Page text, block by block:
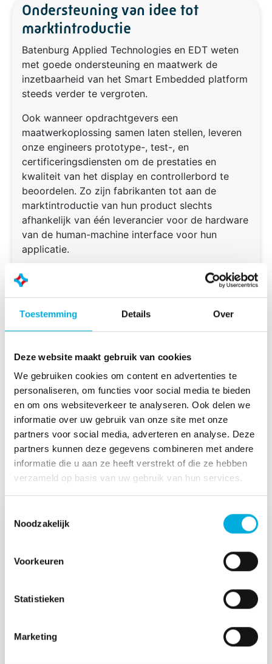
Toestemming Details Over
Deze website maakt gebruik van cookies
We gebruiken cookies om content en advertenties te
personaliseren, om functies voor social media te bieden
en om ons websiteverkeer te analyseren. Ook delen we
informatie over uw gebruik van onze site met onze
partners voor social media, adverteren en analyse. Deze
partners kunnen deze gegevens combineren met andere
informatie die u aan ze heeft verstrekt of die ze hebben
verzameld op basis van uw gebruik van hun services.
Noodzakelijk
Voorkeuren
Statistieken
Marketing
Ondersteuning van idee tot
marktintroductie
Batenburg Applied Technologies en EDT weten
met goede ondersteuning en maatwerk de
inzetbaarheid van het Smart Embedded platform
steeds verder te vergroten.
Ook wanneer opdrachtgevers een
maatwerkoplossing samen laten stellen, leveren
onze engineers prototype-, test-, en
certificeringsdiensten om de prestaties en
kwaliteit van het display en controllerbord te
beoordelen. Zo zijn fabrikanten tot aan de
marktintroductie van hun product slechts
afhankelijk van één leverancier voor de hardware
van de human-machine interface voor hun
applicatie.
Wil je de totale projectkosten en ontwikkeltijd
voor HMI-ontwerp aanzienlijk verminderen?
zijn!
Smart Embedded is breed
inzetbaar als HMI-oplossing
Bij industriële automatisering